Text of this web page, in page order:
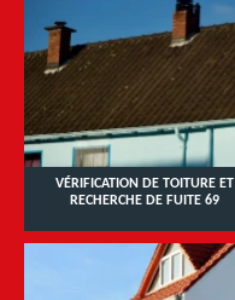
VÉRIFICATION DE TOITURE ET
RECHERCHE DE FUITE 69